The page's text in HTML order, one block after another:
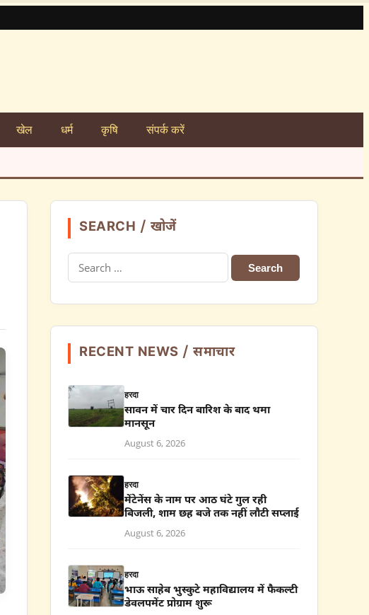
खेल धर्म कृषि संपर्क करें
SEARCH / खोजें
Search
for:
RECENT NEWS / समाचार
हरदा
सावन में चार दिन बारिश के बाद थमा
मानसून
August 6, 2026
हरदा
मेंटेनेंस के नाम पर आठ घंटे गुल रही
बिजली, शाम छह बजे तक नहीं लौटी सप्लाई
August 6, 2026
हरदा
भाऊ साहेब भुस्कुटे महाविद्यालय में फैकल्टी
डेवलपमेंट प्रोग्राम शुरू